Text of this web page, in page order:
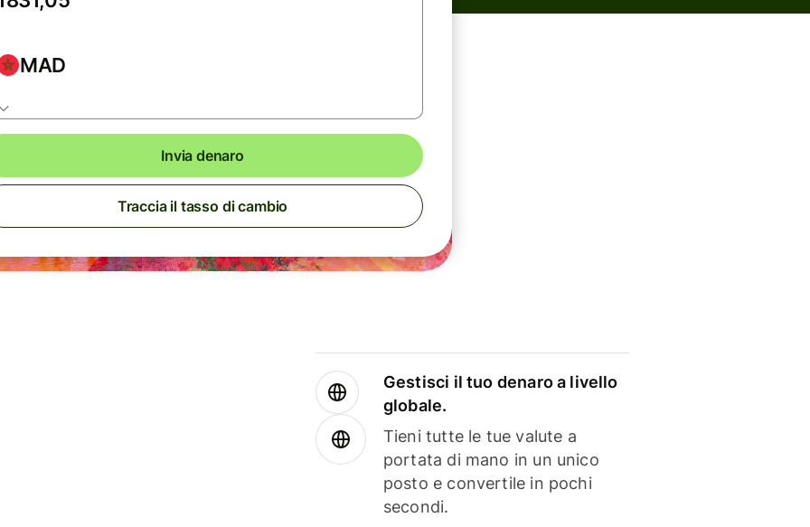
MAD
Invia denaro
Traccia il tasso di cambio
Gestisci il tuo denaro a livello
globale.
Tieni tutte le tue valute a
portata di mano in un unico
posto e convertile in pochi
secondi.